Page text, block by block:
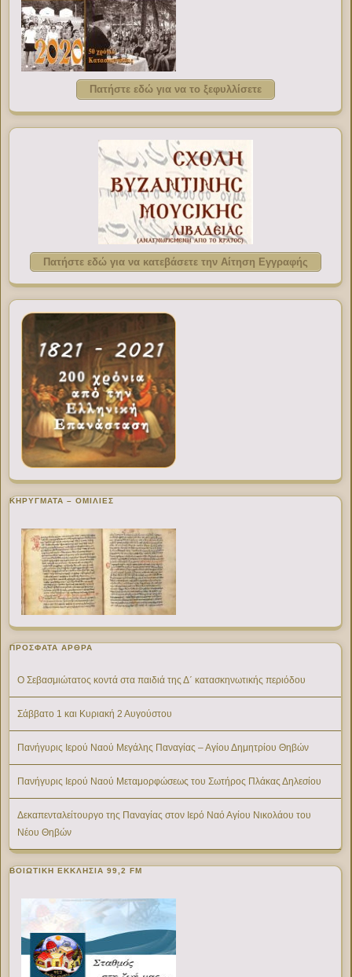
Πατήστε εδώ για να το ξεφυλλίσετε
Πατήστε εδώ για να κατεβάσετε την Αίτηση Εγγραφής
ΚΗΡΥΓΜΑΤΑ – ΟΜΙΛΙΕΣ
ΠΡΌΣΦΑΤΑ ΆΡΘΡΑ
Ο Σεβασμιώτατος κοντά στα παιδιά της Δ΄ κατασκηνωτικής περιόδου
Σάββατο 1 και Κυριακή 2 Αυγούστου
Πανήγυρις Ιερού Ναού Μεγάλης Παναγίας – Αγίου Δημητρίου Θηβών
Πανήγυρις Ιερού Ναού Μεταμορφώσεως του Σωτήρος Πλάκας Δηλεσίου
Δεκαπενταλείτουργο της Παναγίας στον Ιερό Ναό Αγίου Νικολάου του
Νέου Θηβών
ΒΟΙΩΤΙΚΉ ΕΚΚΛΗΣΊΑ 99,2 FM